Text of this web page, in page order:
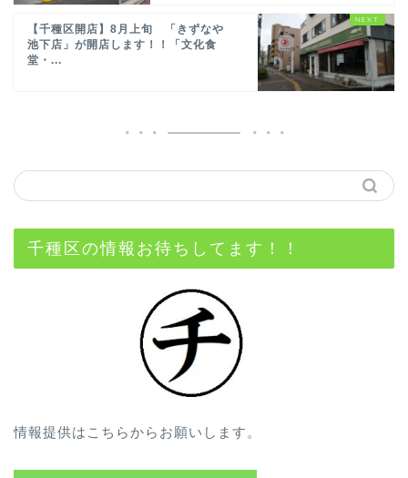
【千種区開店】8月上旬 「きずなや
池下店」が開店します！！「文化食
堂・...
千種区の情報お待ちしてます！！
情報提供はこちらからお願いします。